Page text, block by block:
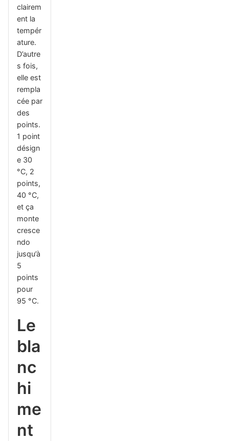
clairem
ent la
tempér
ature.
D’autre
s fois,
elle est
rempla
cée par
des
points.
1 point
désign
e 30
°C, 2
points,
40 °C,
et ça
monte
cresce
ndo
jusqu’à
5
points
pour
95 °C.
Le
bla
nc
hi
me
nt